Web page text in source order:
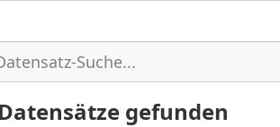
gefunden